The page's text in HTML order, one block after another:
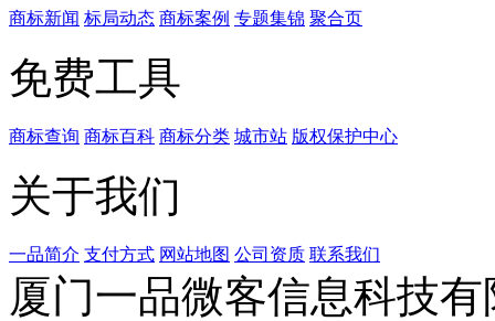
商标新闻 标局动态 商标案例 专题集锦 聚合页
免费工具
商标查询 商标百科 商标分类 城市站 版权保护中心
关于我们
一品简介 支付方式 网站地图 公司资质 联系我们
厦门一品微客信息科技